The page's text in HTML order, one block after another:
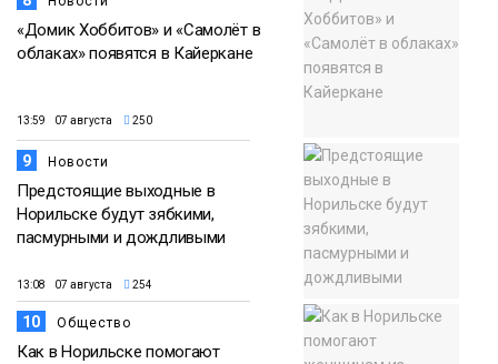
«Домик Хоббитов» и «Самолёт в
облаках» появятся в Кайеркане
13:59 07 августа 250
9 Новости
Предстоящие выходные в
Норильске будут зябкими,
пасмурными и дождливыми
13:08 07 августа 254
10 Общество
Как в Норильске помогают